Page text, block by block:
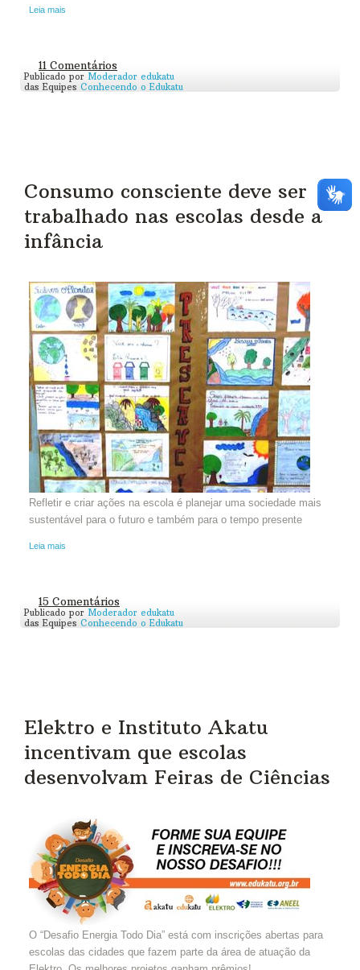
Leia mais
11 Comentários
Publicado por Moderador edukatu
das Equipes Conhecendo o Edukatu
Consumo consciente deve ser
trabalhado nas escolas desde a
infância
Refletir e criar ações na escola é planejar uma sociedade mais
sustentável para o futuro e também para o tempo presente
Leia mais
15 Comentários
Publicado por Moderador edukatu
das Equipes Conhecendo o Edukatu
Elektro e Instituto Akatu
incentivam que escolas
desenvolvam Feiras de Ciências
O “Desafio Energia Todo Dia” está com inscrições abertas para
escolas das cidades que fazem parte da área de atuação da